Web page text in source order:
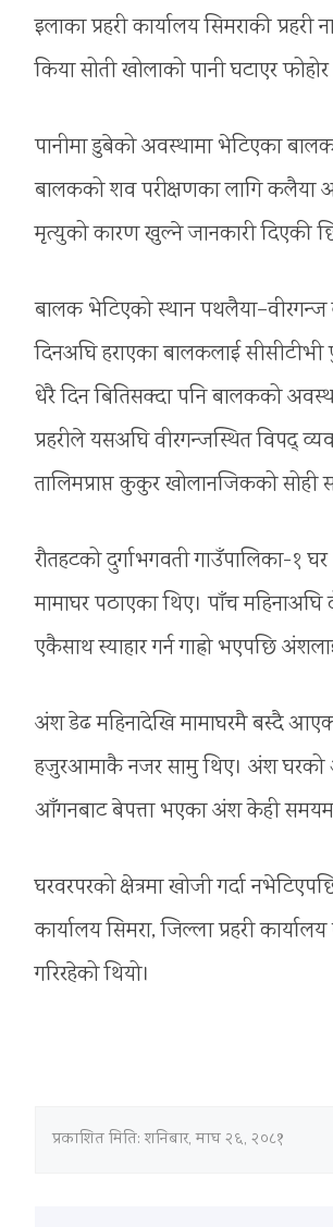
इलाका प्रहरी कार्यालय सिमराकी
किया सोती खोलाको पानी घटाएर
पानीमा डुबेको अवस्थामा भेटिएका
बालकको शव परीक्षणका लागि कलैया
मृत्युको कारण खुल्ने जानकारी दिएकी
बालक भेटिएको स्थान पथलैया–वीरगन्ज
दिनअघि हराएका बालकलाई सीसीटीभी
धेरै दिन बितिसक्दा पनि बालकको
प्रहरीले यसअघि वीरगन्जस्थित विपद्
तालिमप्राप्त कुकुर खोलानजिकको सोही
रौतहटको दुर्गाभगवती गाउँपालिका-१
मामाघर पठाएका थिए। पाँच
एकैसाथ स्याहार गर्न गाह्रो भएपछि
अंश डेढ महिनादेखि मामाघरमै बस्दै
हजुरआमाकै नजर सामु थिए। अंश घरको
आँगनबाट बेपत्ता भएका अंश केही समयमा
घरवरपरको क्षेत्रमा खोजी गर्दा
कार्यालय सिमरा, जिल्ला प्रहरी
गरिरहेको थियो।
प्रकाशित मिति:शनिबार, माघ २६, २०८१